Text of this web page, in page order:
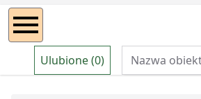
Ulubione (0)